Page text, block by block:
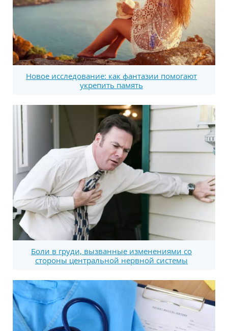
Новое исследование: как фантазии помогают
укрепить память
Боли в груди, вызванные изменениями со
стороны центральной нервной системы